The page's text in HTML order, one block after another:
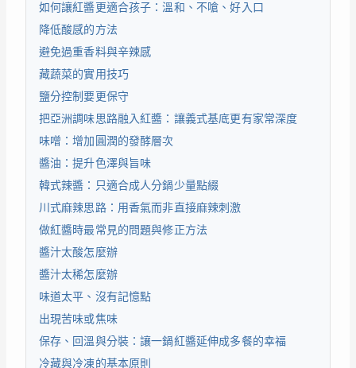
如何讓紅醬更適合孩子：溫和、不嗆、好入口
降低酸感的方法
避免過重香料與辛辣感
藏蔬菜的實用技巧
鹽分控制要更保守
把亞洲調味思路融入紅醬：讓義式基底更有家常深度
味噌：增加圓潤的發酵層次
醬油：提升色澤與旨味
韓式辣醬：只適合成人分鍋少量點綴
川式麻辣思路：用香氣而非直接麻辣刺激
做紅醬時最常見的問題與修正方法
醬汁太酸怎麼辦
醬汁太稀怎麼辦
味道太平、沒有記憶點
出現苦味或焦味
保存、回溫與分裝：讓一鍋紅醬延伸成多餐的幸福
冷藏與冷凍的基本原則